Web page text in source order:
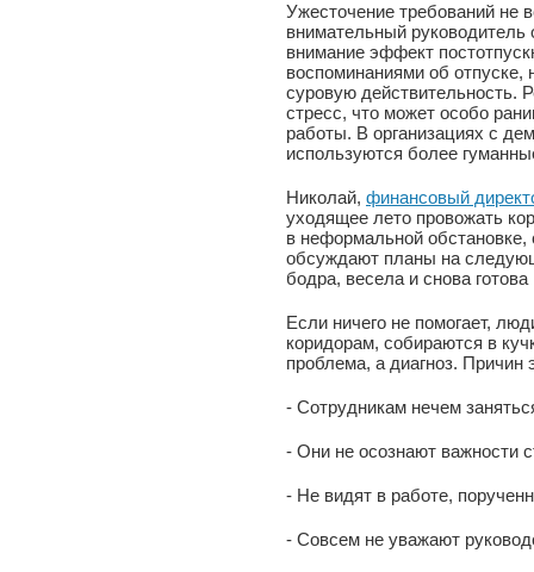
Ужесточение требований не
внимательный
внимание эффект
воспоминаниями об отпуске,
суровую действительность.
стресс, что может особо
работы. В организациях с
используются более
Николай, финансовый
уходящее лето провожать
в неформальной обстановке,
обсуждают планы на
бодра, весела и снова
Если ничего не помогает,
коридорам, собираются в
проблема, а диагноз. Причин
- Сотрудникам нечем
- Они не осознают важности
- Не видят в работе,
- Совсем не уважают